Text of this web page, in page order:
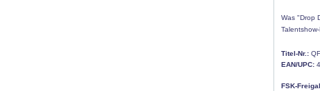
Was "Drop
Titel-Nr.:
EAN/UPC:
FSK-